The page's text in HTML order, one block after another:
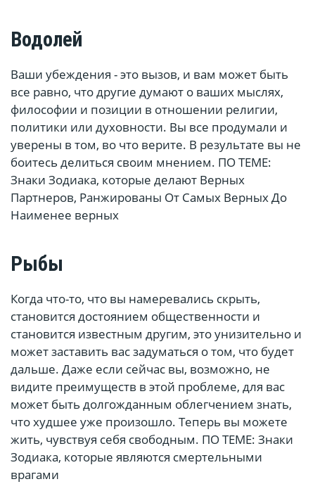
Водолей
Ваши убеждения - это вызов, и вам может быть
все равно, что другие думают о ваших мыслях,
философии и позиции в отношении религии,
политики или духовности. Вы все продумали и
уверены в том, во что верите. В результате вы не
боитесь делиться своим мнением. ПО ТЕМЕ:
Знаки Зодиака, которые делают Верных
Партнеров, Ранжированы От Самых Верных До
Наименее верных
Рыбы
Когда что-то, что вы намеревались скрыть,
становится достоянием общественности и
становится известным другим, это унизительно и
может заставить вас задуматься о том, что будет
дальше. Даже если сейчас вы, возможно, не
видите преимуществ в этой проблеме, для вас
может быть долгожданным облегчением знать,
что худшее уже произошло. Теперь вы можете
жить, чувствуя себя свободным. ПО ТЕМЕ: Знаки
Зодиака, которые являются смертельными
врагами